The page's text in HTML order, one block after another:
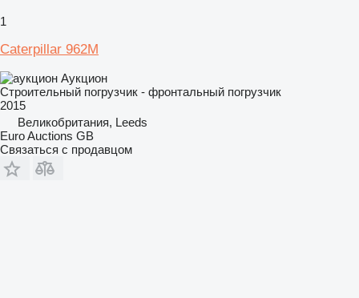
1
Caterpillar 962M
Аукцион
Строительный погрузчик - фронтальный погрузчик
2015
Великобритания, Leeds
Euro Auctions GB
Связаться с продавцом